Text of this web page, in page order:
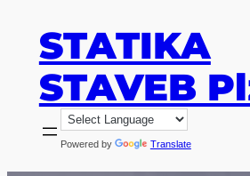
obsahSTATIKA
STAVEB
Powered by Translate